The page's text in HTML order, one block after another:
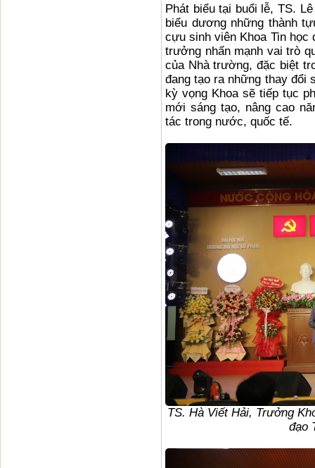
Phát biểu tại buổi lễ, TS.
biểu dương những thành
cựu sinh viên Khoa Tin học
trưởng nhấn mạnh vai trò
của Nhà trường, đặc biệt
đang tạo ra những thay đổi
kỳ vọng Khoa sẽ tiếp tục
mới sáng tạo, nâng cao
tác trong nước, quốc tế.
TS. Hà Viết Hải, Trưởng
đạo